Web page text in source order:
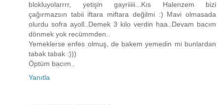
blokluyolarrrr, yetişin gayriiiii...Kıs Halenzem bizi
çağırmazsın tabii iftara miftara değilmi :) Mavi olmasada
olurdu sofra ayoll..Demek 3 kilo verdin haa..Devam bacım
dönmek yok recümmden..
Yemeklerse enfes olmuş, de bakem yemedin mi bunlardan
tabak tabak :)))
Öptüm bacım..
Yanıtla